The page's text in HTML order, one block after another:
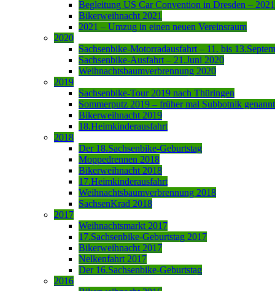
Begleitung US Car Convention in Dresden – 2021
Bikerweihnacht 2021
2021 – Umzug in einen neuen Vereinsraum
2020
Sachsenbike-Motorradausfahrt – 11. bis
Sachsenbike-Ausfahrt – 21.Juni 2020
Weihnachtsbaumverbrennung 2020
2019
Sachsenbike-Tour 2019 nach Thüringen
Sommerputz 2019 – früher mal Subbotnik genannt
Bikerweihnacht 2019
18.Heimkinderausfahrt
2018
Der 18.Sachsenbike-Geburtstag
Moppedrennen 2018
Bikerweihnacht 2018
17.Heimkinderausfahrt
Weihnachtsbaumverbrennung 2018
SachsenKrad 2018
2017
Weihnachtsmarkt 2017
17.Sachsenbike-Geburtstag 2017
Bikerweihnacht 2017
Nelkenfahrt 2017
Der 16.Sachsenbike-Geburtstag
2016